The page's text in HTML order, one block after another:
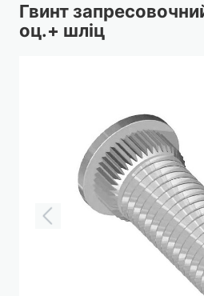
Гвинт
оц.+ шліц